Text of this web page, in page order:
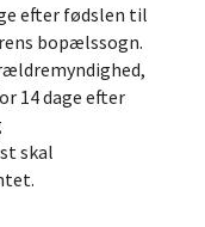
efter fødslen til
bopælssogn.
14 dage efter
skal